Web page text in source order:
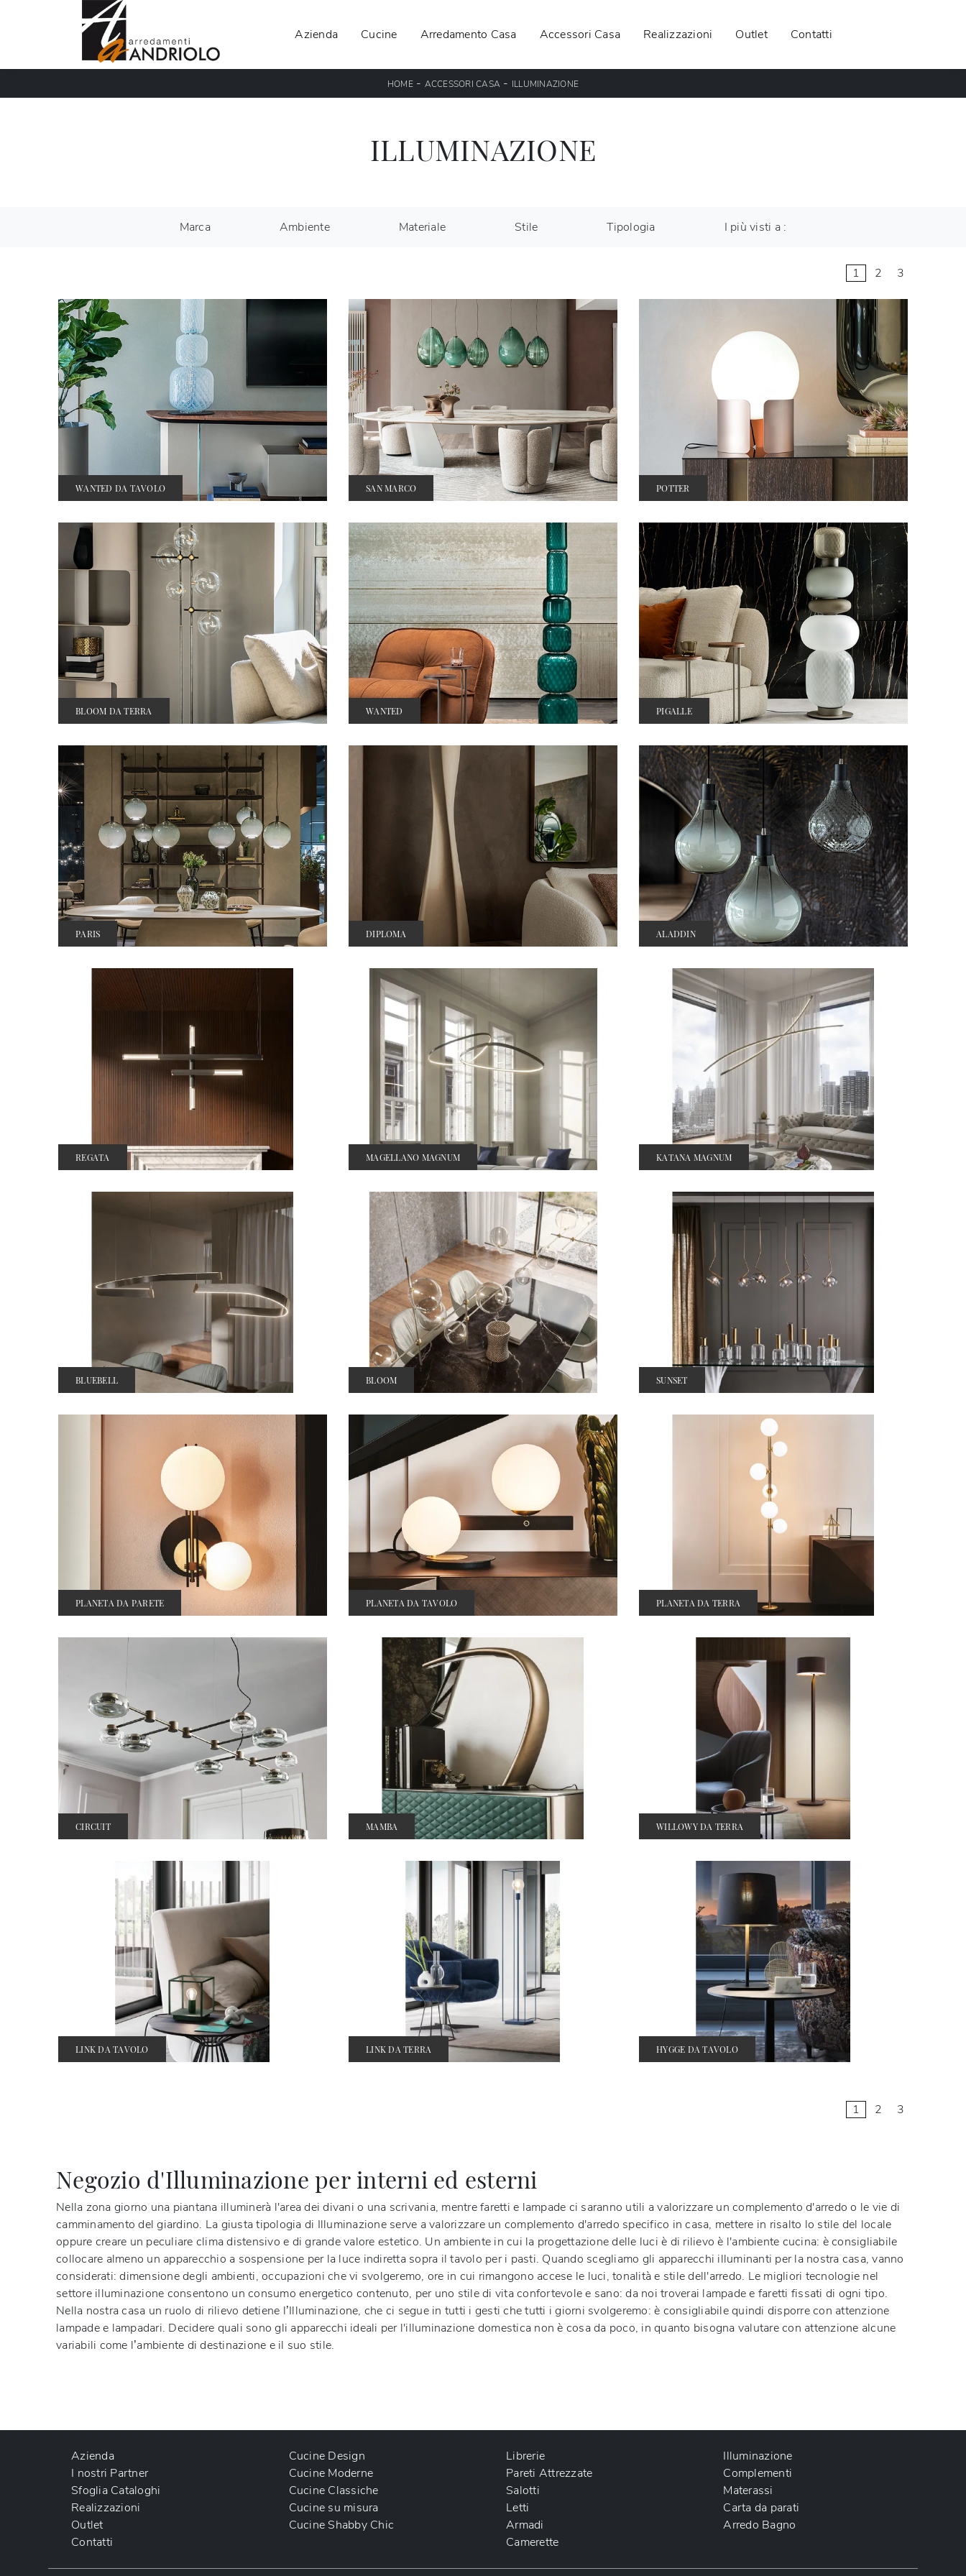
Azienda Cucine Arredamento Casa Accessori Casa Realizzazioni Outlet Contatti
HOME- ACCESSORI CASA - ILLUMINAZIONE
ILLUMINAZIONE
Marca Ambiente Materiale Stile Tipologia I più visti a :
1 2 3
WANTED DA TAVOLO SAN MARCO POTTER
BLOOM DA TERRA WANTED PIGALLE
PARIS DIPLOMA ALADDIN
REGATA MAGELLANO MAGNUM KATANA MAGNUM
BLUEBELL BLOOM SUNSET
PLANETA DA PARETE PLANETA DA TAVOLO PLANETA DA TERRA
CIRCUIT MAMBA WILLOWY DA TERRA
LINK DA TAVOLO LINK DA TERRA HYGGE DA TAVOLO
1 2 3
Negozio d'Illuminazione per interni ed esterni
Nella zona giorno una piantana illuminerà l'area dei divani o una scrivania, mentre faretti e lampade ci saranno utili a valorizzare un complemento d'arredo o le vie di
camminamento del giardino. La giusta tipologia di Illuminazione serve a valorizzare un complemento d'arredo specifico in casa, mettere in risalto lo stile del locale
oppure creare un peculiare clima distensivo e di grande valore estetico. Un ambiente in cui la progettazione delle luci è di rilievo è l'ambiente cucina: è consigliabile
collocare almeno un apparecchio a sospensione per la luce indiretta sopra il tavolo per i pasti. Quando scegliamo gli apparecchi illuminanti per la nostra casa, vanno
considerati: dimensione degli ambienti, occupazioni che vi svolgeremo, ore in cui rimangono accese le luci, tonalità e stile dell'arredo. Le migliori tecnologie nel
settore illuminazione consentono un consumo energetico contenuto, per uno stile di vita confortevole e sano: da noi troverai lampade e faretti fissati di ogni tipo.
Nella nostra casa un ruolo di rilievo detiene l’Illuminazione, che ci segue in tutti i gesti che tutti i giorni svolgeremo: è consigliabile quindi disporre con attenzione
lampade e lampadari. Decidere quali sono gli apparecchi ideali per l'illuminazione domestica non è cosa da poco, in quanto bisogna valutare con attenzione alcune
variabili come l’ambiente di destinazione e il suo stile.
Azienda
I nostri Partner
Sfoglia Cataloghi
Realizzazioni
Outlet
Contatti
Cucine Design
Cucine Moderne
Cucine Classiche
Cucine su misura
Cucine Shabby Chic
Librerie
Pareti Attrezzate
Salotti
Letti
Armadi
Camerette
Illuminazione
Complementi
Materassi
Carta da parati
Arredo Bagno